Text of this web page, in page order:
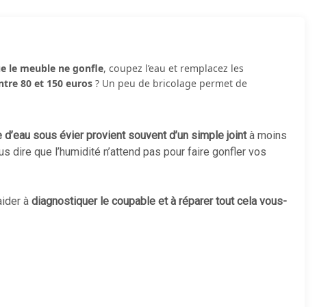
le meuble ne gonfle, coupez l’eau et remplacez les
80 et 150 euros? Un peu de bricolage permet de
d’eau sous évier provient souvent d’un simple jointà moins
dire que l’humidité n’attend pas pour faire gonfler vos
à diagnostiquer le coupable et à réparer tout cela vous-